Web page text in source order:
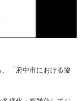
「府中市における協